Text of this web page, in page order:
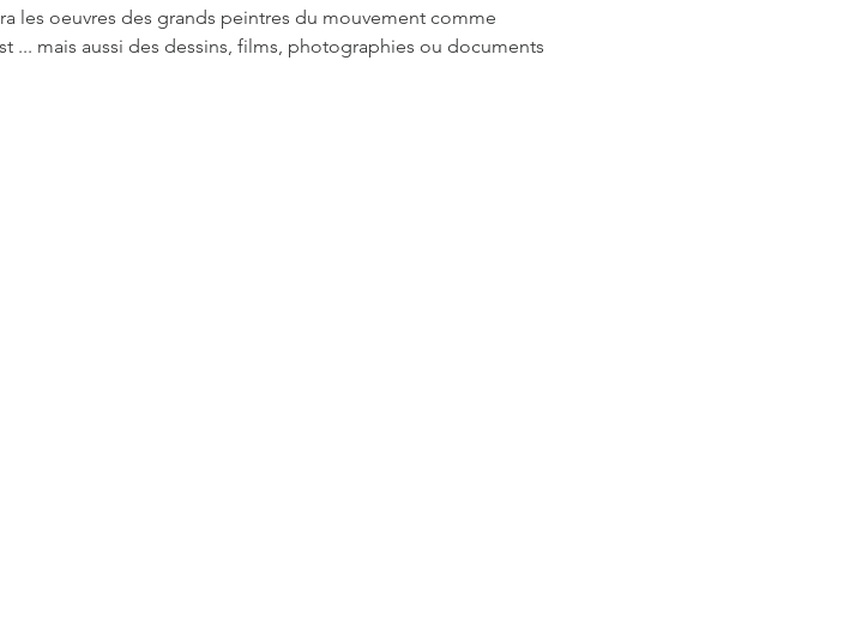
les oeuvres des grands peintres du mouvement comme
... mais aussi des dessins, films, photographies ou documents